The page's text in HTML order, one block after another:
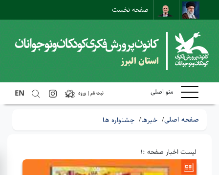
صفحه نخست
ارتباط با ما
نقشه سایت
استان البرز
منو اصلی EN ثبت نام | ورود
صفحه اصلی خبرها جشنواره ها
لیست اخبار صفحه :1